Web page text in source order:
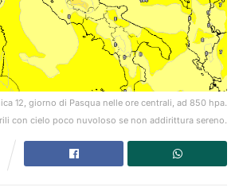
12, giorno di Pasqua nelle ore centrali, ad 850 hpa.
con cielo poco nuvoloso se non addirittura sereno.